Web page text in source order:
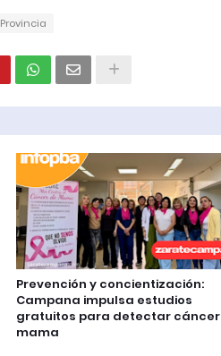
Provincia
Prevención y concientización:
Campana impulsa estudios
gratuitos para detectar cáncer
mama